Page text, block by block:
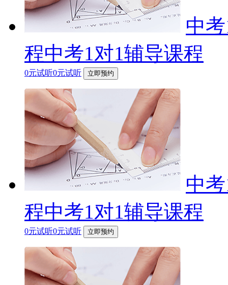
中
程中考1对1辅导课程
0元试听0元试听 立即预约
中
程中考1对1辅导课程
0元试听0元试听 立即预约